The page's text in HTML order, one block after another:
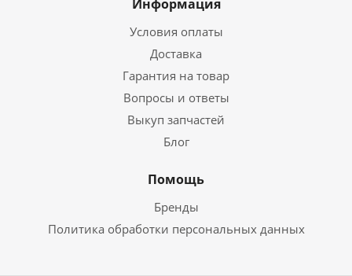
Информация
Условия оплаты
Доставка
Гарантия на товар
Вопросы и ответы
Выкуп запчастей
Блог
Помощь
Бренды
Политика обработки персональных данных